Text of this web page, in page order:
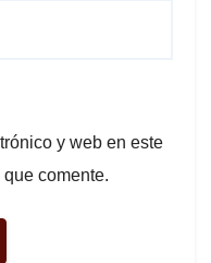
y web en este
comente.